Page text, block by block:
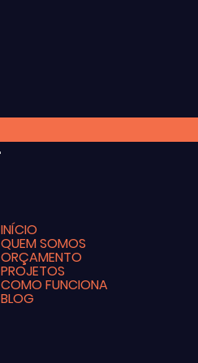
INÍCIO
QUEM SOMOS
ORÇAMENTO
PROJETOS
COMO FUNCIONA
BLOG